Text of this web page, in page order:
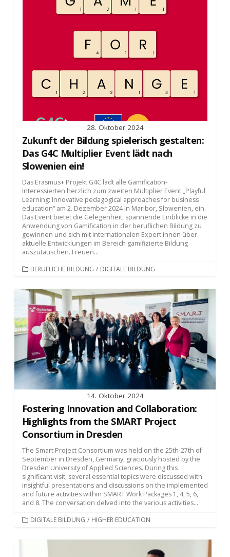
28. Oktober 2024
Zukunft der Bildung spielerisch gestalten:
Das G4C Multiplier Event lädt nach
Slowenien ein!
Das Erasmus+ Projekt G4C lädt alle Gamification-
Interessierten herzlich zum zweiten Multiplier Event „Playful
Learning: Innovative pedagogical approaches for business
education“ am 2. Dezember 2024 in Maribor, Slowenien, ein.
Das Event bietet die Gelegenheit, spannende Einblicke in die
Anwendung von Gamification in der beruflichen Bildung zu
gewinnen und sich mit internationalen Expert:innen über
aktuelle Entwicklungen im Bereich gamifizierte Bildung
auszutauschen. Freuen...
KATEGORIEN
BERUFLICHE BILDUNG / DIGITALE BILDUNG
14. Oktober 2024
Fostering Innovation and Collaboration:
Highlights from the SMART Project
Consortium in Dresden
The Smart Project Consortium was held on the 25th-27th of
September in Dresden, Germany, graciously hosted by the
Dresden University of Applied Sciences. During this
significant visit, several essential topics were discussed with
insightful presentations and discussions on the implemented
and future activities within SMART Work Packages 1, 4, 5, 6,
and 8. The conversation delved into the various activities...
KATEGORIEN
DIGITALE BILDUNG / HIGHER EDUCATION